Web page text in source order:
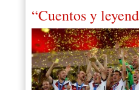
“Cuentos y